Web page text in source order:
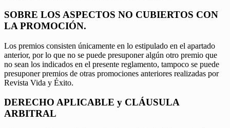
SOBRE LOS ASPECTOS NO CUBIERTOS CON
LA PROMOCIÓN.
Los premios consisten únicamente en lo estipulado en el apartado
anterior, por lo que no se puede presuponer algún otro premio que
no sean los indicados en el presente reglamento, tampoco se puede
presuponer premios de otras promociones anteriores realizadas por
Revista Vida y Éxito.
DERECHO APLICABLE y CLÁUSULA
ARBITRAL